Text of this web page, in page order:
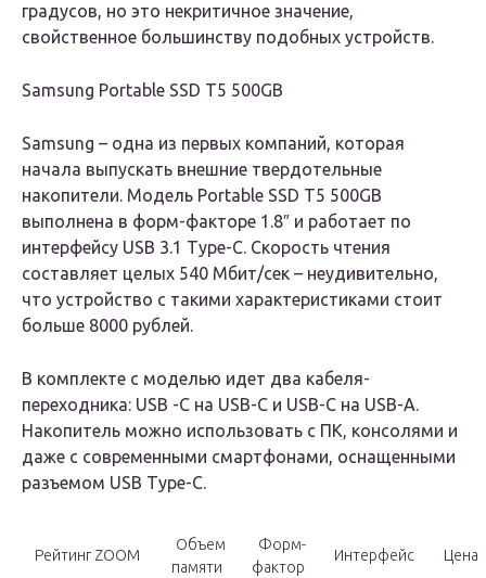
градусов, но это некритичное значение,
свойственное большинству подобных устройств.
Samsung Portable SSD T5 500GB
Samsung – одна из первых компаний, которая
начала выпускать внешние твердотельные
накопители. Модель Portable SSD T5 500GB
выполнена в форм-факторе 1.8″ и работает по
интерфейсу USB 3.1 Type-C. Скорость чтения
составляет целых 540 Мбит/сек – неудивительно,
что устройство с такими характеристиками стоит
больше 8000 рублей.
В комплекте с моделью идет два кабеля-
переходника: USB -C на USB-C и USB-C на USB-А.
Накопитель можно использовать с ПК, консолями и
даже с современными смартфонами, оснащенными
разъемом USB Type-C.
Рейтинг ZOOM
Объем
памяти
Форм-
фактор
Интерфейс Цена